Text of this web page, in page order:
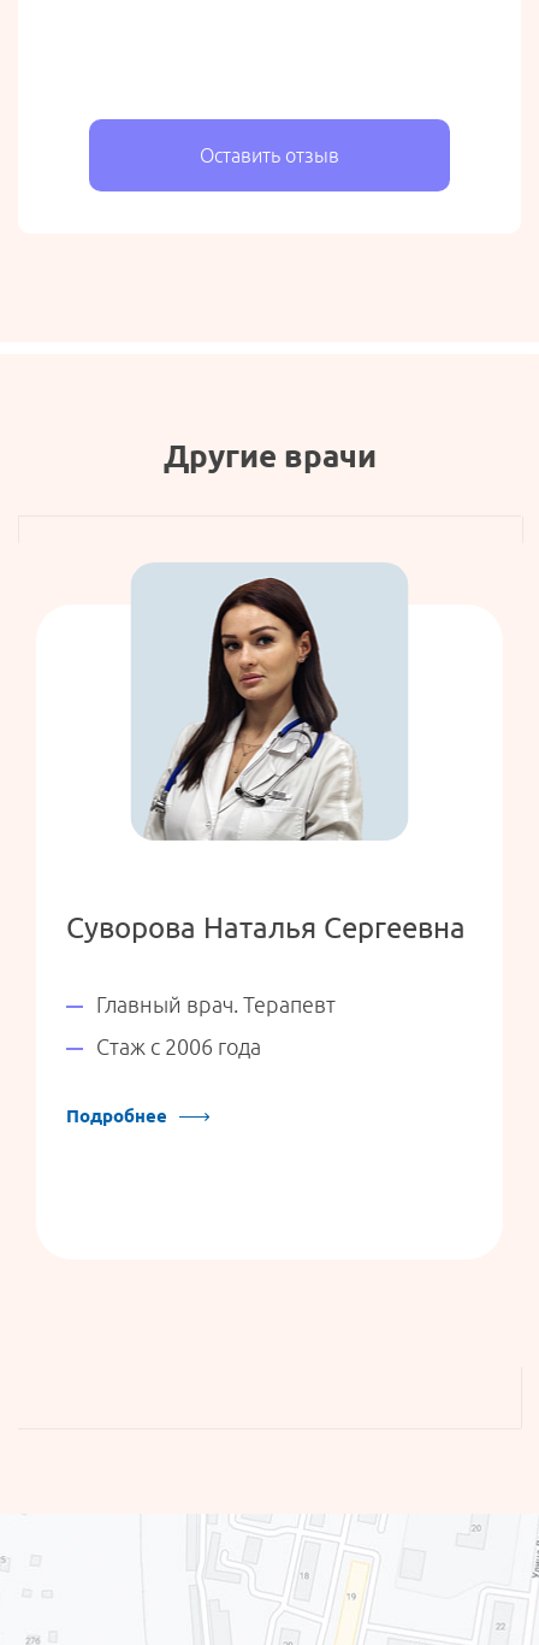
Оставить отзыв
Другие врачи
Суворова Наталья Сергеевна
Главный врач. Терапевт
Стаж с 2006 года
Подробнее